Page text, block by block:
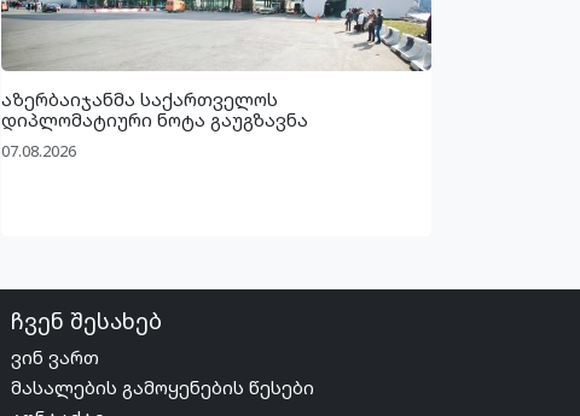
აზერბაიჯანმა საქართველოს
დიპლომატიური ნოტა გაუგზავნა
07.08.2026
ჩვენ შესახებ
ვინ ვართ
მასალების გამოყენების წესები